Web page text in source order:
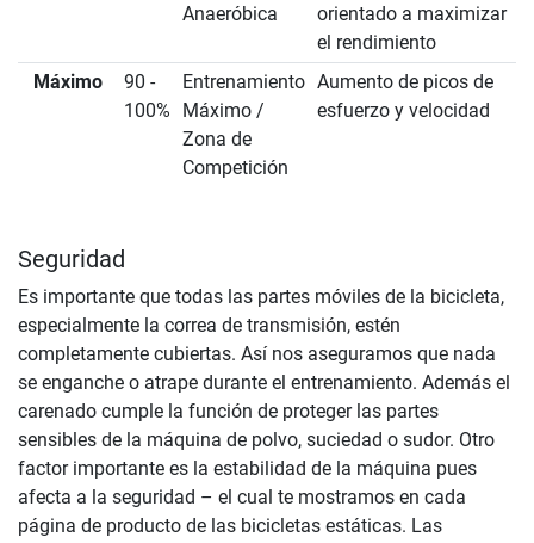
Anaeróbica
orientado a maximizar
el rendimiento
Máximo
90 -
100%
Entrenamiento
Máximo /
Zona de
Competición
Aumento de picos de
esfuerzo y velocidad
Seguridad
Es importante que todas las partes móviles de la bicicleta,
especialmente la correa de transmisión, estén
completamente cubiertas. Así nos aseguramos que nada
se enganche o atrape durante el entrenamiento. Además el
carenado cumple la función de proteger las partes
sensibles de la máquina de polvo, suciedad o sudor. Otro
factor importante es la estabilidad de la máquina pues
afecta a la seguridad – el cual te mostramos en cada
página de producto de las bicicletas estáticas. Las